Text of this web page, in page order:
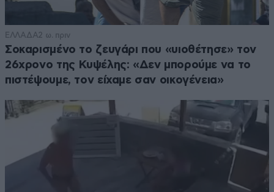
ΕΛΛΑΔΑ2 ω. πριν
Σοκαρισμένο το ζευγάρι που «υιοθέτησε» τον
26χρονο της Κυψέλης: «Δεν μπορούμε να το
πιστέψουμε, τον είχαμε σαν οικογένεια»